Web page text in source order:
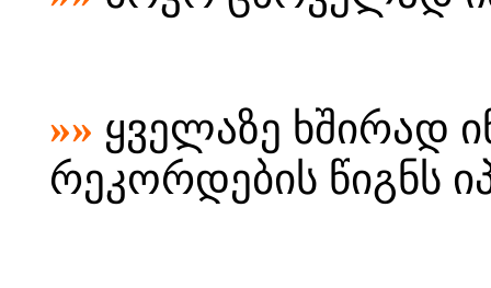
»» ყველაზე ხშირად
რეკორდების წიგნს